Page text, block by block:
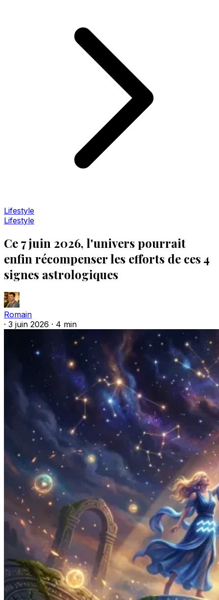
Lifestyle
Lifestyle
Ce 7 juin 2026, l'univers pourrait
enfin récompenser les efforts de ces 4
signes astrologiques
Romain
· 3 juin 2026 · 4 min